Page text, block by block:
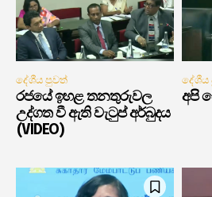
දේශීය පුවත්
රජයේ ඉහළ තනතුරුවල
උද්ගත වී ඇති වැටුප් අර්බුදය
(VIDEO)
දේශීය
අපි